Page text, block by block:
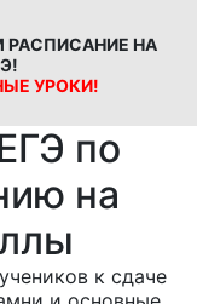
РАСПИСАНИЕ НА
УРОКИ!
по
на
к сдаче